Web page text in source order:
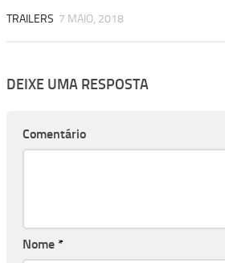
TRAILERS 7 MAIO, 2018
DEIXE UMA RESPOSTA
Comentário
Nome *